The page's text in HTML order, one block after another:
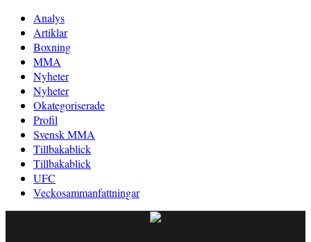
Analys
Artiklar
Boxning
MMA
Nyheter
Nyheter
Okategoriserade
Profil
Svensk MMA
Tillbakablick
Tillbakablick
UFC
Veckosammanfattningar